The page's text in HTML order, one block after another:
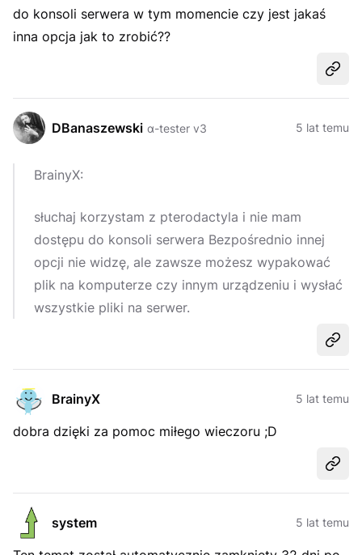
do konsoli serwera w tym momencie czy jest jakaś
inna opcja jak to zrobić??
DBanaszewski α-tester v3 5 lat temu
BrainyX:
słuchaj korzystam z pterodactyla i nie mam
dostępu do konsoli serwera Bezpośrednio innej
opcji nie widzę, ale zawsze możesz wypakować
plik na komputerze czy innym urządzeniu i wysłać
wszystkie pliki na serwer.
BrainyX 5 lat temu
dobra dzięki za pomoc miłego wieczoru ;D
system 5 lat temu